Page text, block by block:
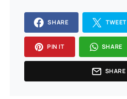
SHARE TWEET
PIN IT SHARE
SHARE